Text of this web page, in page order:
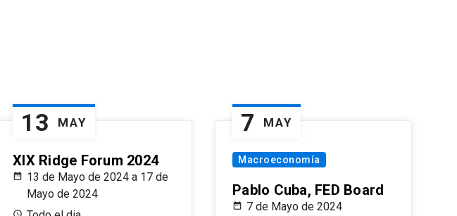
13 MAY
XIX Ridge Forum 2024
13 de Mayo de 2024 a 17 de
Mayo de 2024
7 MAY
Macroeconomía
Pablo Cuba, FED Board
7 de Mayo de 2024